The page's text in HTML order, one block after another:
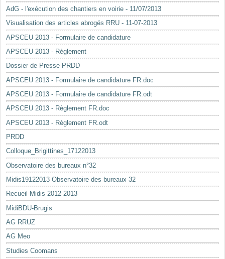
AdG - l'exécution des chantiers en voirie - 11/07/2013
Visualisation des articles abrogés RRU - 11-07-2013
APSCEU 2013 - Formulaire de candidature
APSCEU 2013 - Règlement
Dossier de Presse PRDD
APSCEU 2013 - Formulaire de candidature FR.doc
APSCEU 2013 - Formulaire de candidature FR.odt
APSCEU 2013 - Règlement FR.doc
APSCEU 2013 - Règlement FR.odt
PRDD
Colloque_Brigittines_17122013
Observatoire des bureaux n°32
Midis19122013 Observatoire des bureaux 32
Recueil Midis 2012-2013
MidiBDU-Brugis
AG RRUZ
AG Meo
Studies Coomans